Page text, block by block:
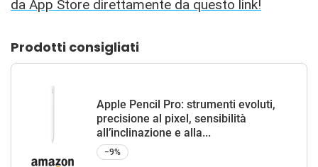
da App Store direttamente da questo link!
Prodotti consigliati
Apple Pencil Pro: strumenti evoluti,
precisione al pixel, sensibilità
all’inclinazione e alla...
−9%